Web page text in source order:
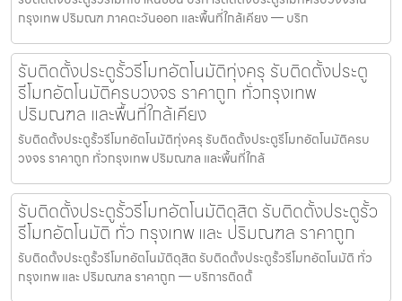
กรุงเทพ ปริมณฑ ภาคตะวันออก และพื้นที่ใกล้เคียง — บริก
รับติดตั้งประตูรั้วรีโมทอัตโนมัติทุ่งครุ รับติดตั้งประตู
รีโมทอัตโนมัติครบวงจร ราคาถูก ทั่วกรุงเทพ
ปริมณฑล และพื้นที่ใกล้เคียง
รับติดตั้งประตูรั้วรีโมทอัตโนมัติทุ่งครุ รับติดตั้งประตูรีโมทอัตโนมัติครบ
วงจร ราคาถูก ทั่วกรุงเทพ ปริมณฑล และพื้นที่ใกล้
รับติดตั้งประตูรั้วรีโมทอัตโนมัติดุสิต รับติดตั้งประตูรั้ว
รีโมทอัตโนมัติ ทั่ว กรุงเทพ และ ปริมณฑล ราคาถูก
รับติดตั้งประตูรั้วรีโมทอัตโนมัติดุสิต รับติดตั้งประตูรั้วรีโมทอัตโนมัติ ทั่ว
กรุงเทพ และ ปริมณฑล ราคาถูก — บริการติดตั้